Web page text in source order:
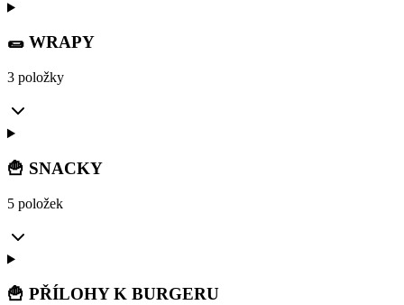
🌯 WRAPY
3 položky
🍟 SNACKY
5 položek
🍟 PŘÍLOHY K BURGERU